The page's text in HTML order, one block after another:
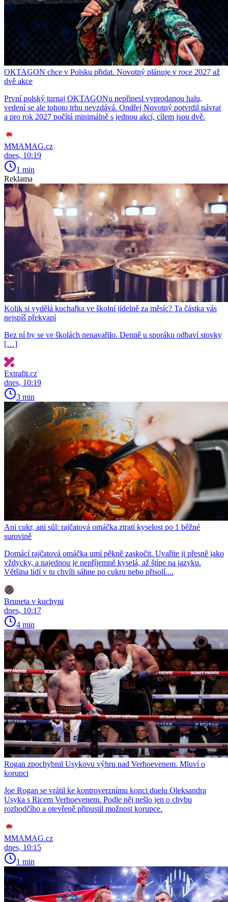
OKTAGON chce v Polsku přidat. Novotný plánuje v roce 2027 až
dvě akce
První polský turnaj OKTAGONu nepřinesl vyprodanou halu,
vedení se ale tohoto trhu nevzdává. Ondřej Novotný potvrdil návrat
a pro rok 2027 počítá minimálně s jednou akcí, cílem jsou dvě.
MMAMAG.cz
dnes, 10:19
1 min
Reklama
Kolik si vydělá kuchařka ve školní jídelně za měsíc? Ta částka vás
nejspíš překvapí
Bez ní by se ve školách nenavařilo. Denně u sporáku odbaví stovky
[…]
Extrafit.cz
dnes, 10:19
3 min
Ani cukr, ani sůl: rajčatová omáčka ztratí kyselost po 1 běžné
surovině
Domácí rajčatová omáčka umí pěkně zaskočit. Uvaříte ji přesně jako
vždycky, a najednou je nepříjemně kyselá, až štípe na jazyku.
Většina lidí v tu chvíli sáhne po cukru nebo přisolí....
Bruneta v kuchyni
dnes, 10:17
4 min
Rogan zpochybnil Usykovu výhru nad Verhoevenem. Mluví o
korupci
Joe Rogan se vrátil ke kontroverznímu konci duelu Oleksandra
Usyka s Ricem Verhoevenem. Podle něj nešlo jen o chybu
rozhodčího a otevřeně připustil možnost korupce.
MMAMAG.cz
dnes, 10:15
1 min